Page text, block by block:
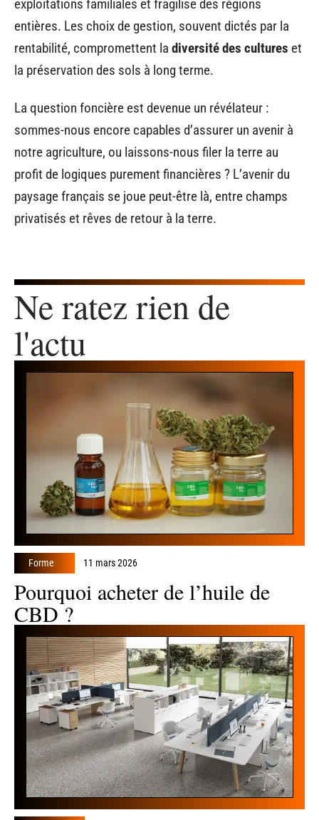
exploitations familiales et fragilise des régions
entières. Les choix de gestion, souvent dictés par la
rentabilité, compromettent la diversité des cultures et
la préservation des sols à long terme.
La question foncière est devenue un révélateur :
sommes-nous encore capables d’assurer un avenir à
notre agriculture, ou laissons-nous filer la terre au
profit de logiques purement financières ? L’avenir du
paysage français se joue peut-être là, entre champs
privatisés et rêves de retour à la terre.
Ne ratez rien de
l'actu
Forme 11 mars 2026
Pourquoi acheter de l’huile de
CBD ?